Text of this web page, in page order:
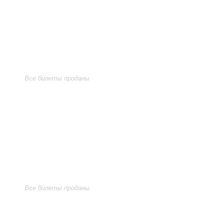
Все билеты проданы
Все билеты проданы